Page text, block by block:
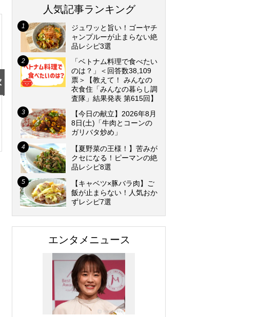
人気記事ランキング
ジュワッと旨い！ゴーヤチ
ャンプルーが止まらない絶
品レシピ3選
「ベトナム料理で食べたい
のは？」＜回答数38,109
票＞【教えて！ みんなの
衣食住「みんなの暮らし調
査隊」結果発表 第615回】
【今日の献立】2026年8月
8日(土)「牛肉とコーンの
ガリバタ炒め」
【夏野菜の王様！】苦みが
クセになる！ピーマンの絶
品レシピ8選
【キャベツ×豚バラ肉】ご
飯が止まらない！人気おか
ずレシピ7選
エンタメニュース